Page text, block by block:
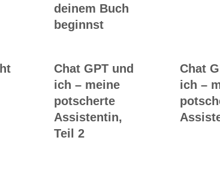
deinem Buch
beginnst
Chat GPT und
ich – meine
potscherte
Assistentin,
Teil 2
Chat
ich –